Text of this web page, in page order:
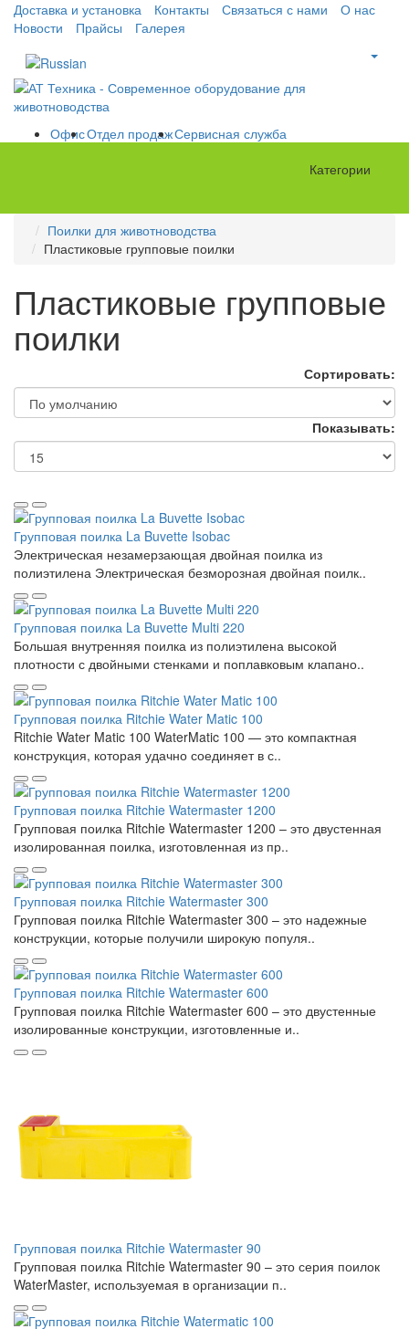
Доставка и установка Контакты Связаться с нами
О нас
Новости
Прайсы Галерея
ОфисОтдел продажСервисная служба
Категории
Поилки для животноводства
Пластиковые групповые поилки
Пластиковые групповые
поилки
Сортировать:
Показывать:
Групповая поилка La Buvette Isobac
Электрическая незамерзающая двойная поилка из
полиэтилена Электрическая безморозная двойная поилк..
Групповая поилка La Buvette Multi 220
Большая внутренняя поилка из полиэтилена высокой
плотности с двойными стенками и поплавковым клапано..
Групповая поилка Ritchie Water Matic 100
Ritchie Water Matic 100 WaterMatic 100 — это компактная
конструкция, которая удачно соединяет в с..
Групповая поилка Ritchie Watermaster 1200
Групповая поилка Ritchie Watermaster 1200 – это двустенная
изолированная поилка, изготовленная из пр..
Групповая поилка Ritchie Watermaster 300
Групповая поилка Ritchie Watermaster 300 – это надежные
конструкции, которые получили широкую популя..
Групповая поилка Ritchie Watermaster 600
Групповая поилка Ritchie Watermaster 600 – это двустенные
изолированные конструкции, изготовленные и..
Групповая поилка Ritchie Watermaster 90
Групповая поилка Ritchie Watermaster 90 – это серия поилок
WaterMaster, используемая в организации п..